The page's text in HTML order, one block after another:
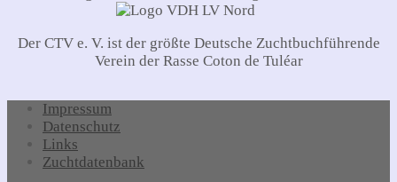
Der CTV e. V. ist der größte Deutsche Zuchtbuchführende
Verein der Rasse Coton de Tuléar
Impressum
Datenschutz
Links
Zuchtdatenbank